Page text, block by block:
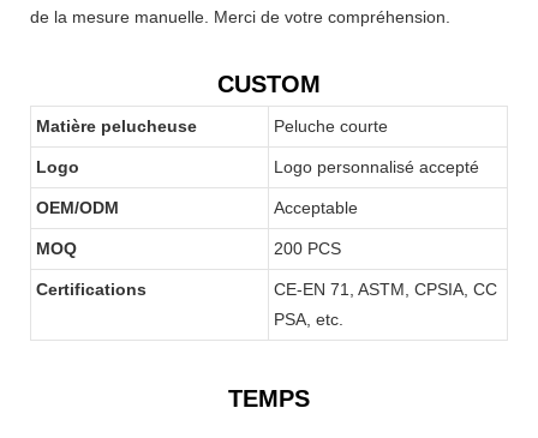
de la mesure manuelle. Merci de votre compréhension.
CUSTOM
Matière pelucheuse Peluche courte
Logo Logo personnalisé accepté
OEM/ODM Acceptable
MOQ 200 PCS
Certifications
CE-EN 71, ASTM, CPSIA, CC
PSA, etc.
TEMPS